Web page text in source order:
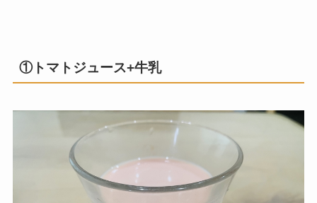
①トマトジュース+牛乳